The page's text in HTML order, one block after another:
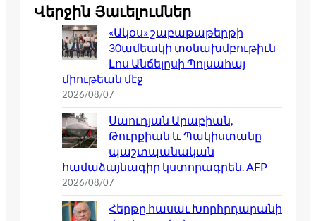
Վերջին Յաւելումներ
«Ակօս» շաբաթաթերթի
30ամեակի տօնախմբութիւն
Լոս Անճելըսի Պոլսահայ
միութեան մէջ
2026/08/07
Սաուդյան Արաբիան,
Թուրքիան և Պակիստանը
պաշտպանական
համաձայնագիր կստորագրեն. AFP
2026/08/07
Հերթը հասաւ Խորհրդարանի